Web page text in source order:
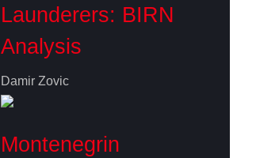
Launderers: BIRN
Analysis
Damir Zovic
Montenegrin